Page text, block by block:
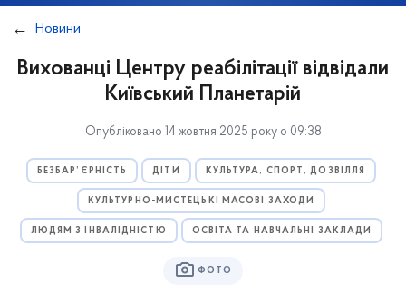
Новини
Вихованці Центру реабілітації відвідали
Київський Планетарій
Опубліковано 14 жовтня 2025 року о 09:38
БЕЗБАР’ЄРНІСТЬ ДІТИ КУЛЬТУРА, СПОРТ, ДОЗВІЛЛЯ
КУЛЬТУРНО-МИСТЕЦЬКІ МАСОВІ ЗАХОДИ
ЛЮДЯМ З ІНВАЛІДНІСТЮ ОСВІТА ТА НАВЧАЛЬНІ ЗАКЛАДИ
ФОТО